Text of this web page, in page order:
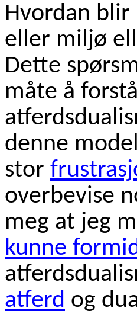
Hvordan blir
eller miljø
Dette
måte å
denne
stor
overbevise
meg at jeg
kunne
atferd og